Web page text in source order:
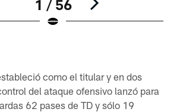
1 / 56
como el titular y en dos
del ataque ofensivo lanzó para
62 pases de TD y sólo 19